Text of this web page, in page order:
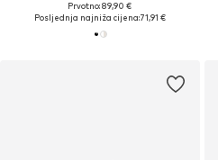
Prvotno: 89,90 €
Posljednja najniža cijena:71,91 €